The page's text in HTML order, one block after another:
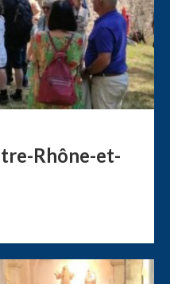
Rhône-et-